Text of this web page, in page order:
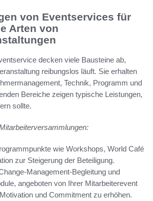
von Eventservices für
Arten von
decken viele Bausteine ab,
reibungslos läuft. Sie erhalten
Technik, Programm und
Bereiche zeigen typische Leistungen,
sollte.
wie Workshops, World Café
zur Steigerung der Beteiligung.
Management-Begleitung und
angeboten von Ihrer Mitarbeiterevent
und Commitment zu erhöhen.